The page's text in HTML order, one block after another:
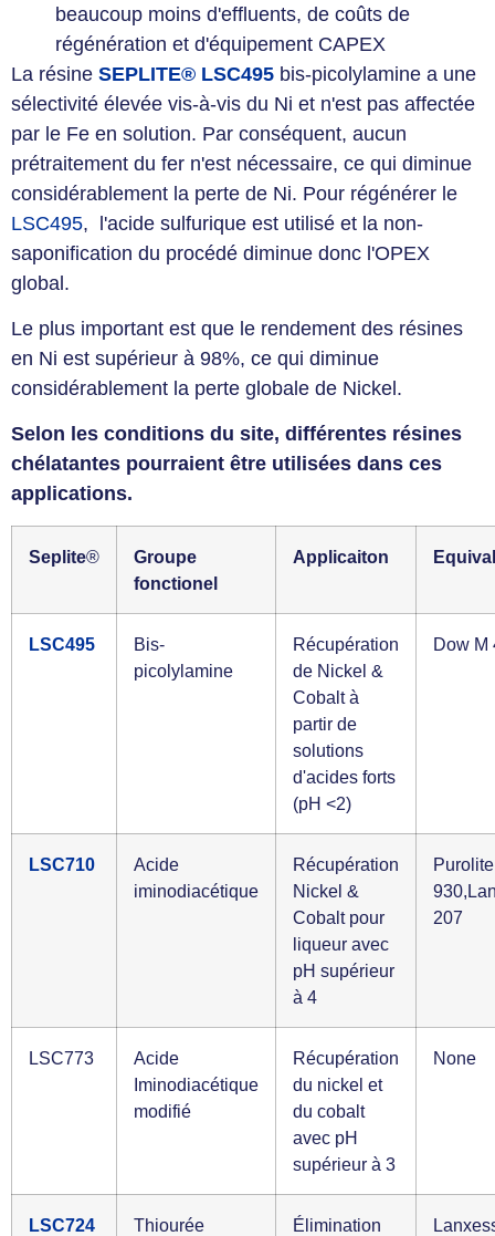
beaucoup moins d'effluents, de coûts de
régénération et d'équipement CAPEX
La résine SEPLITE® LSC495 bis-picolylamine a une
sélectivité élevée vis-à-vis du Ni et n'est pas affectée
par le Fe en solution. Par conséquent, aucun
prétraitement du fer n'est nécessaire, ce qui diminue
considérablement la perte de Ni. Pour régénérer le
LSC495, l'acide sulfurique est utilisé et la non-
saponification du procédé diminue donc l'OPEX
global.
Le plus important est que le rendement des résines
en Ni est supérieur à 98%, ce qui diminue
considérablement la perte globale de Nickel.
Selon les conditions du site, différentes résines
chélatantes pourraient être utilisées dans ces
applications.
Seplite®
Groupe
fonctionel
Applicaiton
LSC495
Bis-
picolylamine
Récupération
de Nickel &
Cobalt à
partir de
solutions
d'acides forts
(pH <2)
Dow M
LSC710
Acide
iminodiacétique
Récupération
Nickel &
Cobalt pour
liqueur avec
pH supérieur
à 4
207
LSC773
Acide
Iminodiacétique
modifié
Récupération
du nickel et
du cobalt
avec pH
supérieur à 3
None
LSC724 Thiourée Élimination